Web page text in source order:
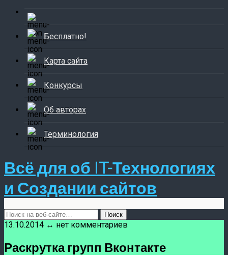
Бесплатно!
Карта сайта
Конкурсы
Об авторах
Терминология
Всё для об IT-Технологиях
и Создании сайтов
13.10.2014 ↔ нет комментариев
Раскрутка групп Вконтакте